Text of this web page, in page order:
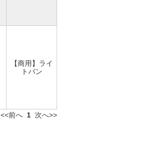
【商用】ライ
トバン
<<前へ 1 次へ>>